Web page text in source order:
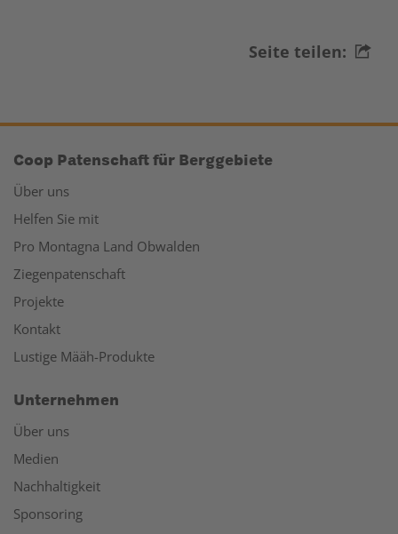
Seite teilen:
Coop Patenschaft für Berggebiete
Über uns
Helfen Sie mit
Pro Montagna Land Obwalden
Ziegenpatenschaft
Projekte
Kontakt
Lustige Määh-Produkte
Unternehmen
Über uns
Medien
Nachhaltigkeit
Sponsoring